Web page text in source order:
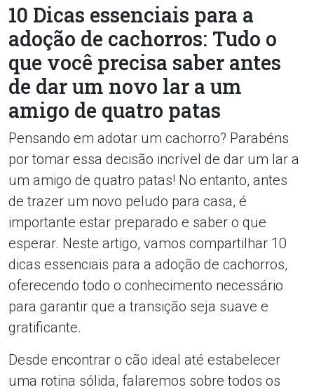
10 Dicas essenciais para a
adoção de cachorros: Tudo o
que você precisa saber antes
de dar um novo lar a um
amigo de quatro patas
Pensando em adotar um cachorro? Parabéns
por tomar essa decisão incrível de dar um lar a
um amigo de quatro patas! No entanto, antes
de trazer um novo peludo para casa, é
importante estar preparado e saber o que
esperar. Neste artigo, vamos compartilhar 10
dicas essenciais para a adoção de cachorros,
oferecendo todo o conhecimento necessário
para garantir que a transição seja suave e
gratificante.
Desde encontrar o cão ideal até estabelecer
uma rotina sólida, falaremos sobre todos os